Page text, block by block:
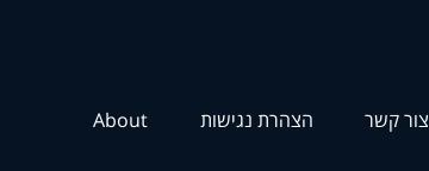
צור קשר הצהרת נגישות About